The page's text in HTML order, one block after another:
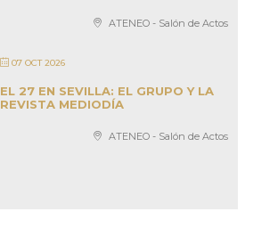
ATENEO - Salón de Actos
07 OCT 2026
EL 27 EN SEVILLA: EL GRUPO Y LA
REVISTA MEDIODÍA
ATENEO - Salón de Actos